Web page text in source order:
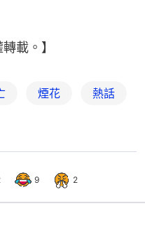
載。】
煙花 熱話
9 2